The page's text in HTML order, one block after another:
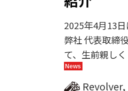
2025年4月13
弊社 代表取締
て、生前親し
人が、追悼の言
ました。 こち
Revolver,